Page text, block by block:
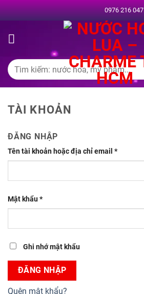
Chuyển
đến
dung
0976 216 047
Tìm
kiếm:
TÀI KHOẢN
ĐĂNG NHẬP
Tên tài khoản hoặc địa chỉ email *
Mật khẩu*
Ghi nhớ mật khẩu
ĐĂNG NHẬP
Quên mật khẩu?